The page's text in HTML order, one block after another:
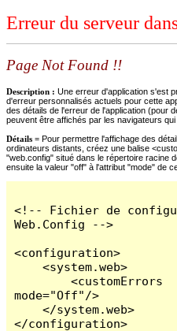
Erreur du serveur
Page Not Found !!
Description : Une erreur d'application s'est
d'erreur personnalisés actuels pour cette
des détails de l'erreur de l'application (pour
peuvent être affichés par les navigateurs
Détails = Pour permettre l'affichage des
ordinateurs distants, créez une balise
"web.config" situé dans le répertoire racine
ensuite la valeur "off" à l'attribut "mode" de
<!-- Fichier de
Web.Config -->
<configuration>
    <system.web>
        <customErrors
mode="Off"/>
    </system.web>
</configuration>